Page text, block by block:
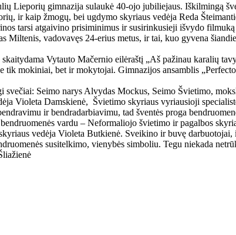
Lieporių gimnazija sulaukė 40-ojo jubiliejaus. Iškilmingą
ir kaip žmogų, bei ugdymo skyriaus vedėja Reda
tarsi atgaivino prisiminimus ir susirinkusieji išvydo
Miltenis, vadovavęs 24-erius metus, ir tai, kuo gyvena
Vytauto Mačernio eilėraštį „Aš pažinau karalių
mokiniai, bet ir mokytojai. Gimnazijos ansamblis
Seimo narys Alvydas Mockus, Seimo Švietimo,
Violeta Damskienė, Švietimo skyriaus vyriausioji
ir bendradarbiavimu, tad šventės proga
vardu – Neformaliojo švietimo ir pagalbos
vedėja Violeta Butkienė. Sveikino ir buvę
susitelkimo, vienybės simboliu. Tegu niekada